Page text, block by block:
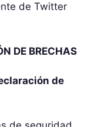
de Twitter
DE BRECHAS
de